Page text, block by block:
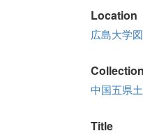
Location
広島大学
Collection
中国五県
Title